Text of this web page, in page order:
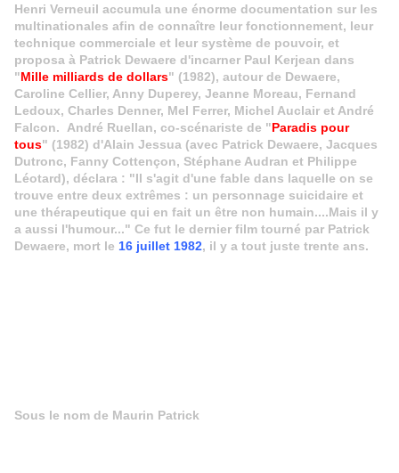
Henri Verneuil accumula une énorme documentation sur les
multinationales afin de connaître leur fonctionnement, leur
technique commerciale et leur système de pouvoir, et
proposa à Patrick Dewaere d'incarner Paul Kerjean dans
"Mille milliards de dollars" (1982), autour de Dewaere,
Caroline Cellier, Anny Duperey, Jeanne Moreau, Fernand
Ledoux, Charles Denner, Mel Ferrer, Michel Auclair et André
Falcon. André Ruellan, co-scénariste de "Paradis pour
tous" (1982) d'Alain Jessua (avec Patrick Dewaere, Jacques
Dutronc, Fanny Cottençon, Stéphane Audran et Philippe
Léotard), déclara : "Il s'agit d'une fable dans laquelle on se
trouve entre deux extrêmes : un personnage suicidaire et
une thérapeutique qui en fait un être non humain....Mais il y
a aussi l'humour..." Ce fut le dernier film tourné par Patrick
Dewaere, mort le 16 juillet 1982, il y a tout juste trente ans.
Sous le nom de Maurin Patrick